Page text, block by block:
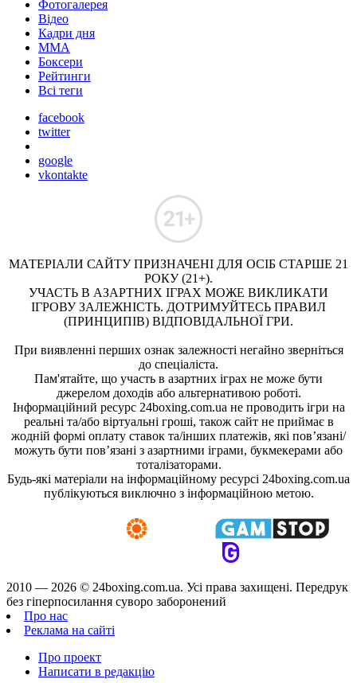
Фотогалерея
Відео
Кадри дня
ММА
Боксери
Рейтинги
Всі теги
facebook
twitter
google
vkontakte
МАТЕРІАЛИ САЙТУ ПРИЗНАЧЕНІ ДЛЯ ОСІБ СТАРШЕ 21
РОКУ (21+).
УЧАСТЬ В АЗАРТНИХ ІГРАХ МОЖЕ ВИКЛИКАТИ
ІГРОВУ ЗАЛЕЖНІСТЬ. ДОТРИМУЙТЕСЬ ПРАВИЛ
(ПРИНЦИПІВ) ВІДПОВІДАЛЬНОЇ ГРИ.
При виявленні перших ознак залежності негайно зверніться
до спеціаліста.
Пам'ятайте, що участь в азартних іграх не може бути
джерелом доходів або альтернативою роботі.
Інформаційний ресурс 24boxing.com.ua не проводить ігри на
реальні та/або віртуальні гроші, також сайт не приймає в
жодній формі оплату ставок та/інших платежів, які пов’язані/
можуть бути пов’язані з азартними іграми, букмекерами або
тоталізаторами.
Будь-які матеріали на інформаційному ресурсі 24boxing.com.ua
публікуються виключно з інформаційною метою.
2010 — 2026 © 24boxing.com.ua. Усi права захищенi. Передрук
без гіперпосилання суворо заборонений
Про нас
Реклама на сайті
Про проект
Написати в редакцію